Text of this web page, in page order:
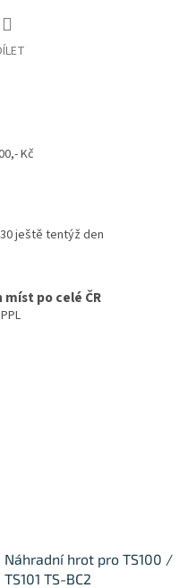
Kč
ještě tentýž den
míst po celé ČR
Náhradní hrot pro TS100 /
TS101 TS-BC2